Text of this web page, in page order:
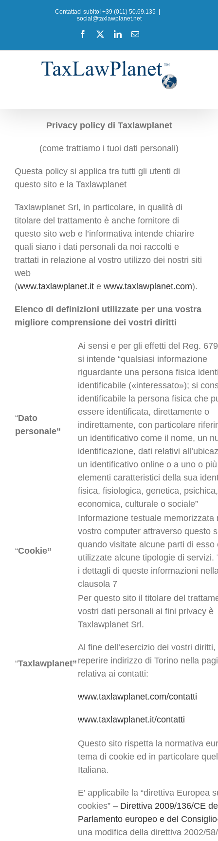
Contattaci subito! +39 (011) 50.69.135
social@taxlawplanet.net
Facebook LinkedInEmail
Privacy policy di Taxlawplanet
(come trattiamo i tuoi dati personali)
Questa policy si applica tra tutti gli utenti di
questo sito e la Taxlawplanet
Taxlawplanet Srl, in particolare, in qualità di
titolare del trattamento è anche fornitore di
questo sito web e l’informativa intende chiarire
quali siano i dati personali da noi raccolti e
trattati in relazione al vostro utilizzo dei nostri siti
web
(www.taxlawplanet.it e www.taxlawplanet.com).
Elenco di definizioni utilizzate per una vostra
migliore comprensione dei vostri diritti
“Dato
personale”
Ai sensi e per gli effetti del Reg.
si intende “qualsiasi informazione
riguardante una persona fisica
identificabile («interessato»); si
identificabile la persona fisica che
essere identificata, direttamente o
indirettamente, con particolare
un identificativo come il nome, un
identificazione, dati relativi
un identificativo online o a uno o più
elementi caratteristici della sua
fisica, fisiologica, genetica, psichica,
economica, culturale o sociale”
“Cookie”
Informazione testuale memorizzata
vostro computer attraverso questo
quando visitate alcune parti di esso
utilizzate alcune tipologie di servizi.
i dettagli di queste informazioni
clausola 7
“Taxlawplanet”
Per questo sito il titolare del
vostri dati personali ai fini privacy è
Taxlawplanet Srl.
Al fine dell’esercizio dei vostri
reperire indirizzo di Torino nella
relativa ai contatti:
www.taxlawplanet.com/contatti
www.taxlawplanet.it/contatti
Questo sito rispetta la normativa
tema di cookie ed in particolare
Italiana.
E’ applicabile la “direttiva Europea
cookies” – Direttiva 2009/136/CE
Parlamento europeo e del Consiglio
una modifica della direttiva 2002/